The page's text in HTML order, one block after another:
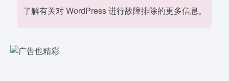
了解有关对 WordPress 进行故障排除的更多信息。